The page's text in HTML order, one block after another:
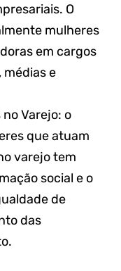
O
mulheres
em cargos
médias e
Varejo: o
que atuam
varejo tem
social e o
de
das